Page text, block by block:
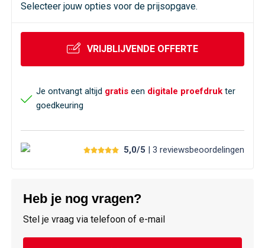
Selecteer jouw opties voor de prijsopgave.
VRIJBLIJVENDE OFFERTE
Je ontvangt altijd gratis een digitale proefdruk ter
goedkeuring
5,0/5 | 3 reviewsbeoordelingen
Heb je nog vragen?
Stel je vraag via telefoon of e-mail